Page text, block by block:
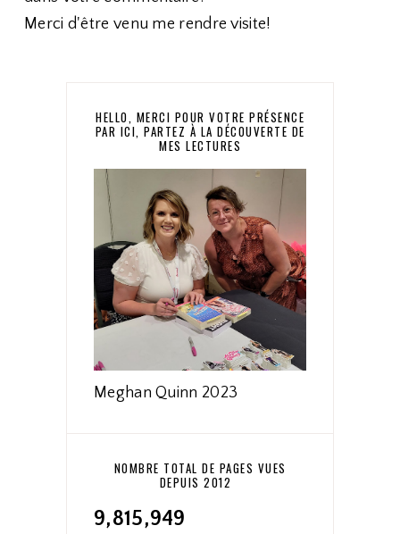
Merci d'être venu me rendre visite!
HELLO, MERCI POUR VOTRE PRÉSENCE
PAR ICI, PARTEZ À LA DÉCOUVERTE DE
MES LECTURES
Meghan Quinn 2023
NOMBRE TOTAL DE PAGES VUES
DEPUIS 2012
9,815,949